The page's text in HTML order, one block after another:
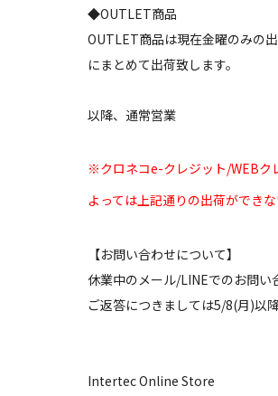
◆OUTLET商品
OUTLET商品は現在金曜のみの
にまとめて出荷致します。
以降、通常営業
※クロネコe-クレジット/WEBク
よっては上記通りの出荷ができ
【お問い合わせについて】
休業中のメール/LINEでのお問い
ご返答につきましては5/8(月)以
Intertec Online Store